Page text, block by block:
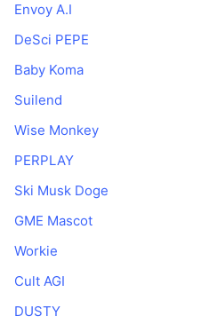
Envoy A.I
DeSci PEPE
Baby Koma
Suilend
Wise Monkey
PERPLAY
Ski Musk Doge
GME Mascot
Workie
Cult AGI
DUSTY